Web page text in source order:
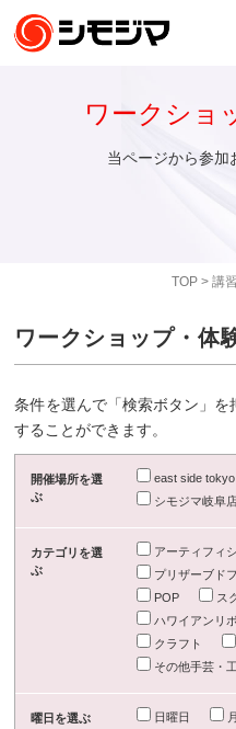
TOP> 講
ワークショ
当ページから参加
ワークショップ・体
条件を選んで「検索ボタン」
することができます。
開催場所を選
ぶ
east side tokyo
シモジマ岐阜
カテゴリを選
ぶ
アーティフィ
プリザーブド
POP
ス
ハワイアンリ
クラフト
その他手芸・
曜日を選ぶ 日曜日